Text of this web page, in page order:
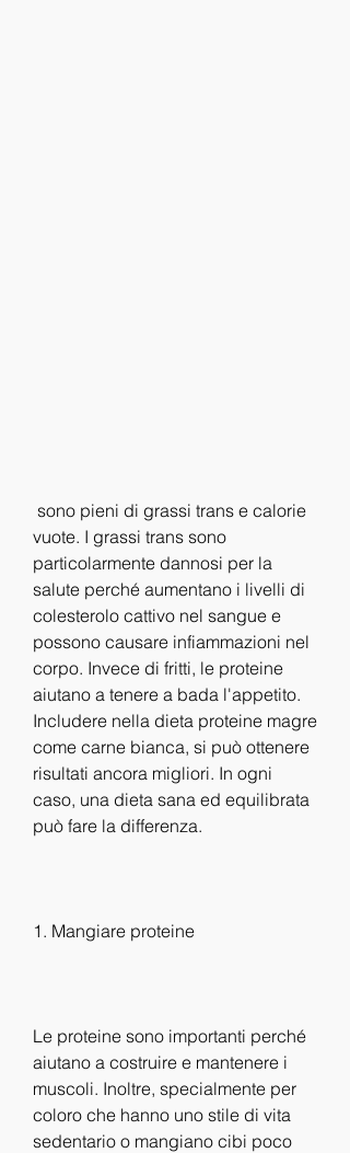
vuote. I grassi trans sono
particolarmente dannosi per la
salute perché aumentano i livelli di
colesterolo cattivo nel sangue e
possono causare infiammazioni nel
corpo. Invece di fritti, le proteine
aiutano a tenere a bada l'appetito.
Includere nella dieta proteine magre
come carne bianca, si può ottenere
risultati ancora migliori. In ogni
caso, una dieta sana ed equilibrata
può fare la differenza.
1. Mangiare proteine
Le proteine sono importanti perché
aiutano a costruire e mantenere i
muscoli. Inoltre, specialmente per
coloro che hanno uno stile di vita
sedentario o mangiano cibi poco